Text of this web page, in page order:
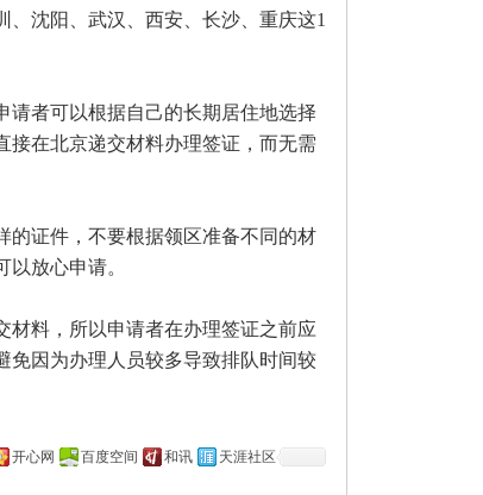
沈阳、武汉、西安、长沙、重庆这1
者可以根据自己的长期居住地选择
接在北京递交材料办理签证，而无需
证件，不要根据领区准备不同的材
放心申请。
料，所以申请者在办理签证之前应
免因为办理人员较多导致排队时间较
开心网 百度空间 和讯 天涯社区